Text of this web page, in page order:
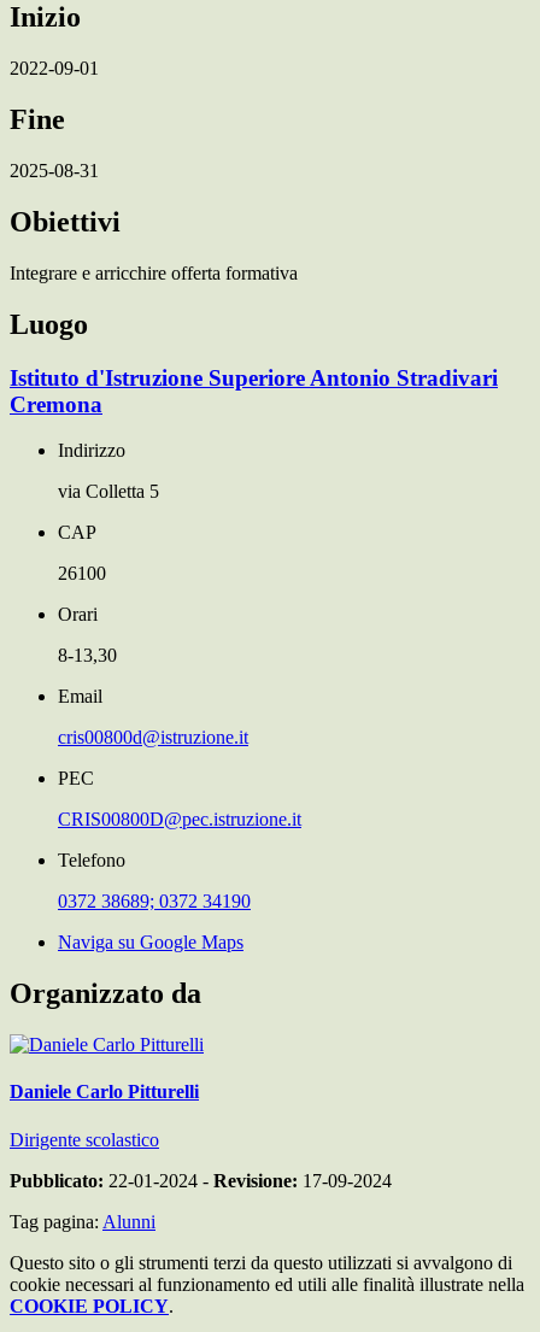
Inizio
2022-09-01
Fine
2025-08-31
Obiettivi
Integrare e arricchire offerta formativa
Luogo
Istituto d'Istruzione Superiore Antonio Stradivari
Cremona
Indirizzo
via Colletta 5
CAP
26100
Orari
8-13,30
Email
cris00800d@istruzione.it
PEC
CRIS00800D@pec.istruzione.it
Telefono
0372 38689; 0372 34190
Naviga su Google Maps
Organizzato da
Daniele Carlo Pitturelli
Dirigente scolastico
Pubblicato: 22-01-2024 - Revisione: 17-09-2024
Tag pagina: Alunni
Questo sito o gli strumenti terzi da questo utilizzati si avvalgono di
cookie necessari al funzionamento ed utili alle finalità illustrate nella
COOKIE POLICY.